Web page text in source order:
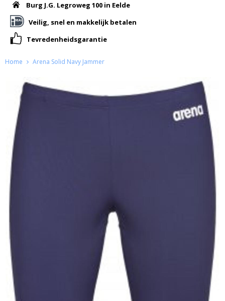
Burg J.G. Legroweg 100 in Eelde
Veilig, snel en makkelijk betalen
Tevredenheidsgarantie
Home Arena Solid Navy Jammer